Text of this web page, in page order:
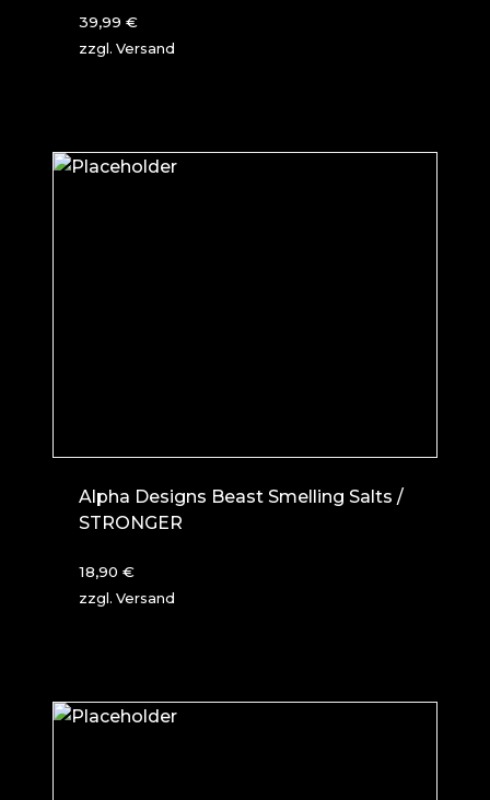
39,99 €
zzgl. Versand
Alpha Designs Beast Smelling Salts /
STRONGER
18,90 €
zzgl. Versand